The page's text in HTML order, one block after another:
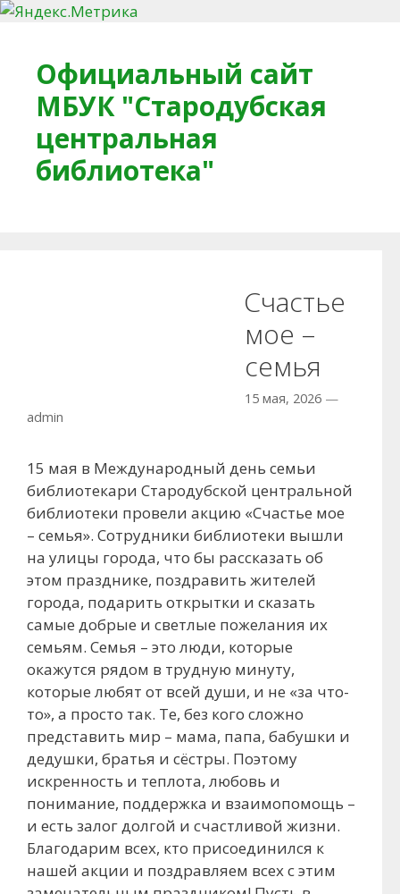
Официальный сайт
МБУК "Стародубская
центральная
библиотека"
Счастье
мое –
семья
15 мая, 2026 —
admin
15 мая в Международный день семьи
библиотекари Стародубской центральной
библиотеки провели акцию «Счастье мое
– семья». Сотрудники библиотеки вышли
на улицы города, что бы рассказать об
этом празднике, поздравить жителей
города, подарить открытки и сказать
самые добрые и светлые пожелания их
семьям. Семья – это люди, которые
окажутся рядом в трудную минуту,
которые любят от всей души, и не «за что-
то», а просто так. Те, без кого сложно
представить мир – мама, папа, бабушки и
дедушки, братья и сёстры. Поэтому
искренность и теплота, любовь и
понимание, поддержка и взаимопомощь –
и есть залог долгой и счастливой жизни.
Благодарим всех, кто присоединился к
нашей акции и поздравляем всех с этим